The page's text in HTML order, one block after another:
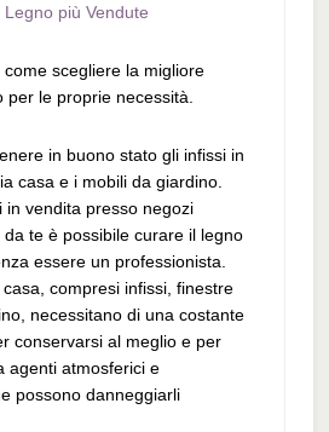
Legno più Vendute
scegliere la migliore
le proprie necessità.
in buono stato gli infissi in
casa e i mobili da giardino.
in vendita presso negozi
te è possibile curare il legno
essere un professionista.
compresi infissi, finestre
necessitano di una costante
conservarsi al meglio e per
agenti atmosferici e
possono danneggiarli